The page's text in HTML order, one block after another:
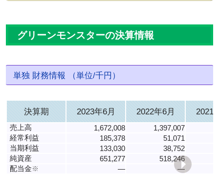
グリーンモンスターの決算情報
単独 財務情報 （単位/千円）
決算期 2023年6月 2022年6月 2021
売上高 1,672,008 1,397,007
経常利益
185,378
51,071
当期利益
133,030
38,752
純資産
651,277
518,246
配当金※ ―
―